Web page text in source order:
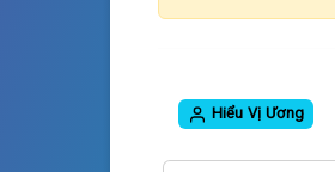
Hiểu Vị Ương